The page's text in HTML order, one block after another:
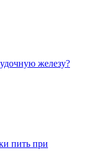
железу?
пить при